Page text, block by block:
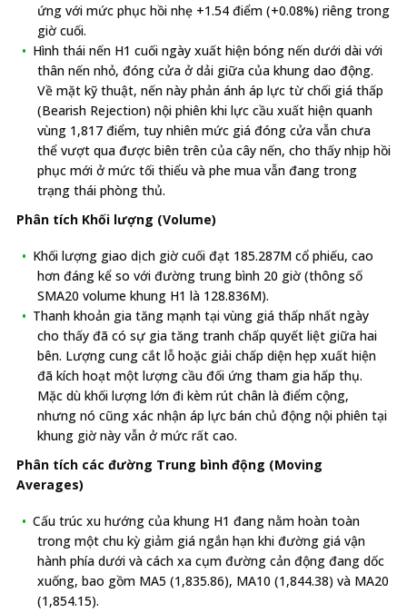
ứng với mức phục hồi nhẹ +1.54 điểm (+0.08%) riêng trong
giờ cuối.
Hình thái nến H1 cuối ngày xuất hiện bóng nến dưới dài với
thân nến nhỏ, đóng cửa ở dải giữa của khung dao động.
Về mặt kỹ thuật, nến này phản ánh áp lực từ chối giá thấp
(Bearish Rejection) nội phiên khi lực cầu xuất hiện quanh
vùng 1,817 điểm, tuy nhiên mức giá đóng cửa vẫn chưa
thể vượt qua được biên trên của cây nến, cho thấy nhịp hồi
phục mới ở mức tối thiểu và phe mua vẫn đang trong
trạng thái phòng thủ.
Phân tích Khối lượng (Volume)
Khối lượng giao dịch giờ cuối đạt 185.287M cổ phiếu, cao
hơn đáng kể so với đường trung bình 20 giờ (thông số
SMA20 volume khung H1 là 128.836M).
Thanh khoản gia tăng mạnh tại vùng giá thấp nhất ngày
cho thấy đã có sự gia tăng tranh chấp quyết liệt giữa hai
bên. Lượng cung cắt lỗ hoặc giải chấp diện hẹp xuất hiện
đã kích hoạt một lượng cầu đối ứng tham gia hấp thụ.
Mặc dù khối lượng lớn đi kèm rút chân là điểm cộng,
nhưng nó cũng xác nhận áp lực bán chủ động nội phiên tại
khung giờ này vẫn ở mức rất cao.
Phân tích các đường Trung bình động (Moving
Averages)
Cấu trúc xu hướng của khung H1 đang nằm hoàn toàn
trong một chu kỳ giảm giá ngắn hạn khi đường giá vận
hành phía dưới và cách xa cụm đường cản động đang dốc
xuống, bao gồm MA5 (1,835.86), MA10 (1,844.38) và MA20
(1,854.15).